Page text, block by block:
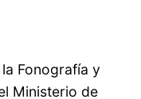
Fonografía y
Ministerio de